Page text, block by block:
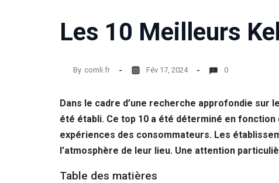
Les 10 Meilleurs
By comli.fr Fév 17, 2024 0
Dans le cadre d’une recherche approfondie sur
été établi. Ce top 10 a été déterminé en
expériences des consommateurs. Les
l’atmosphère de leur lieu. Une attention
Table des matières
du site Web,
en fonction